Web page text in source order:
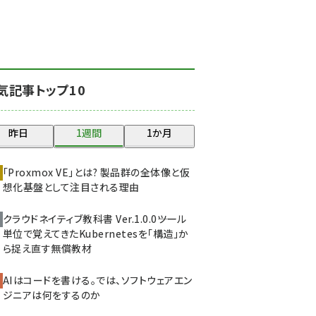
drupal (1956)
genai (1484)
abc123 (1360)
記事トップ10
昨日 1週間 1か月
「Proxmox VE」とは? 製品群の全体像と仮
想化基盤として注目される理由
クラウドネイティブ教科書 Ver.1.0.0――ツール
単位で覚えてきたKubernetesを「構造」か
ら捉え直す無償教材
AIはコードを書ける。では、ソフトウェアエン
ジニアは何をするのか